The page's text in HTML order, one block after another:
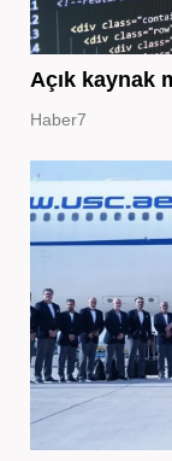
Açık kaynak
Haber7